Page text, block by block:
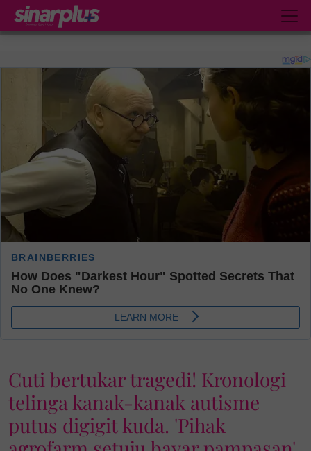
Cuti bertukar tragedi! Kronologi
telinga kanak-kanak autisme
putus digigit kuda. 'Pihak